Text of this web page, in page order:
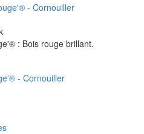
: Bois rouge brillant.
- Cornouiller